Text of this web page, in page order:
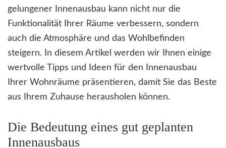
gelungener Innenausbau kann nicht nur die
Funktionalität Ihrer Räume verbessern, sondern
auch die Atmosphäre und das Wohlbefinden
steigern. In diesem Artikel werden wir Ihnen einige
wertvolle Tipps und Ideen für den Innenausbau
Ihrer Wohnräume präsentieren, damit Sie das Beste
aus Ihrem Zuhause herausholen können.
Die Bedeutung eines gut geplanten
Innenausbaus